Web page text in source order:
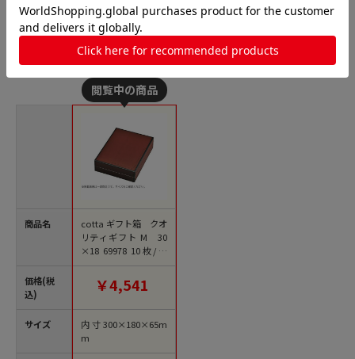
貼箱の人気商品との比較
商品名
価格(税
込)
サイズ
cotta ギフト箱 クオ
リティギフト M 30
×18 69978 10枚/束
（ご注文単位1束）
【直送品】
￥4,541
内寸300×180×65m
m